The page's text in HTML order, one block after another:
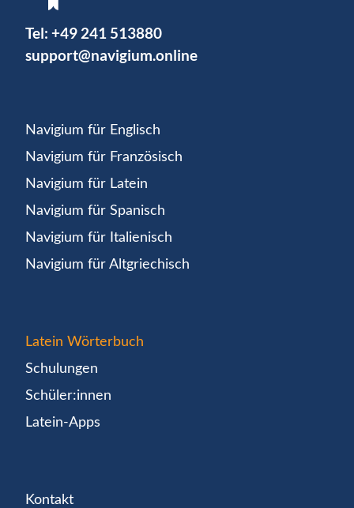
Tel: +49 241 513880
support@navigium.online
Navigium für Englisch
Navigium für Französisch
Navigium für Latein
Navigium für Spanisch
Navigium für Italienisch
Navigium für Altgriechisch
Latein Wörterbuch
Schulungen
Schüler:innen
Latein-Apps
Kontakt